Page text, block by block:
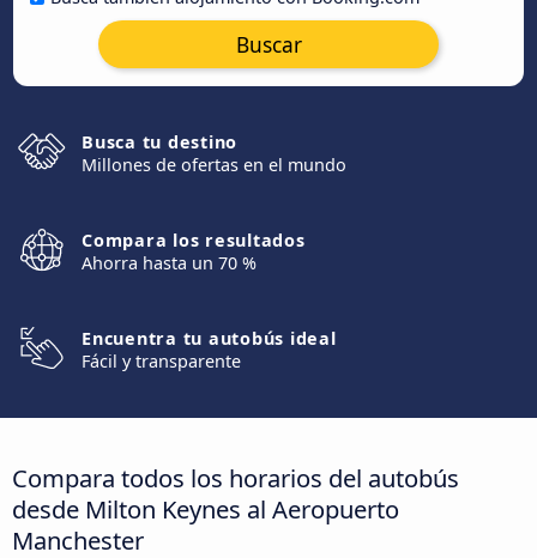
Buscar
Busca tu destino
Millones de ofertas en el mundo
Compara los resultados
Ahorra hasta un 70 %
Encuentra tu autobús ideal
Fácil y transparente
Compara todos los horarios del autobús
desde Milton Keynes al Aeropuerto
Manchester